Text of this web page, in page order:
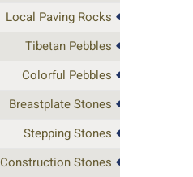
Local Paving Rocks
Tibetan Pebbles
Colorful Pebbles
Breastplate Stones
Stepping Stones
Construction Stones